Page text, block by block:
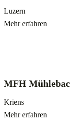
Luzern
Mehr erfahren
MFH
Kriens
Mehr erfahren